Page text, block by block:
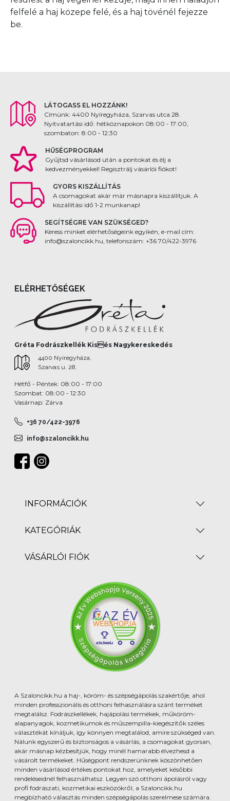
felfelé a haj közepe felé, és a haj tövénél fejezze
be.
LÁTOGASS EL HOZZÁNK!
Címünk: 4400 Nyíregyháza, Szarvas utca 28.
Nyitvatartási idő: hétköznapokon 08:00 - 17:00,
szombaton: 8:00 - 12:30
HŰSÉGPROGRAM
Gyűjtsd vásárlásod után a pontokat és élj a
kedvezményekkel! Regisztrálj vásárlói fiókot!
GYORS KISZÁLLÍTÁS
A csomagokat akár már másnapra kiszállítjuk. A
kiszállítási idő 1-2 munkanap!
SEGÍTSÉGRE VAN SZÜKSÉGED?
Keress minket elérhetőségeink egyikén, e-mail cím:
info@szaloncikk.hu, telefonszám: +36 70/422-3976
ELÉRHETŐSÉGEK
Gréta Fodrászkellék Kisés Nagykereskedés
4400 Nyíregyháza,
Szarvas u. 28.
Hétfő - Péntek: 08:00 - 17:00
Szombat: 08:00 - 12:30
Vasárnap: Zárva
+36 70/422-3976
info@szaloncikk.hu
INFORMÁCIÓK
KATEGÓRIÁK
VÁSÁRLÓI FIÓK
A Szaloncikk.hu a haj-, köröm- és szépségápolás szakértője, ahol
minden professzionális és otthoni felhasználásra szánt terméket
megtalálsz. Fodrászkellékek, hajápolási termékek, műköröm-
alapanyagok, kozmetikumok és műszempilla-kiegészítők széles
választékát kínáljuk, így könnyen megtalálod, amire szükséged van.
Nálunk egyszerű és biztonságos a vásárlás, a csomagokat gyorsan,
akár másnap kézbesítjük, hogy minél hamarabb élvezhesd a
vásárolt termékeket. Hűségpont rendszerünknek köszönhetően
minden vásárlásod értékes pontokat hoz, amelyeket későbbi
rendeléseidnél felhasználhatsz. Legyen szó otthoni ápolásról vagy
profi fodrászati, kozmetikai eszközökről, a Szaloncikk.hu
megbízható választás minden szépségápolás szerelmese számára.